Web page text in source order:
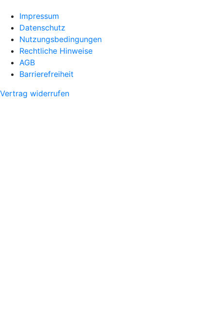
Impressum
Datenschutz
Nutzungsbedingungen
Rechtliche Hinweise
AGB
Barrierefreiheit
Vertrag widerrufen